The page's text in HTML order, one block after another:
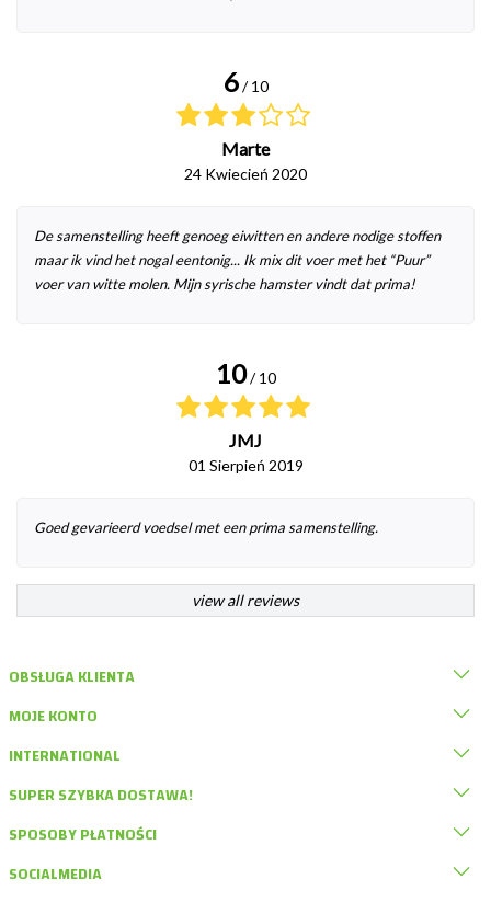
6 / 10
Marte
24 Kwiecień 2020
De samenstelling heeft genoeg eiwitten en andere nodige stoffen
maar ik vind het nogal eentonig... Ik mix dit voer met het “Puur”
voer van witte molen. Mijn syrische hamster vindt dat prima!
10 / 10
JMJ
01 Sierpień 2019
Goed gevarieerd voedsel met een prima samenstelling.
view all reviews
OBSŁUGA KLIENTA
MOJE KONTO
INTERNATIONAL
SUPER SZYBKA DOSTAWA!
SPOSOBY PŁATNOŚCI
SOCIALMEDIA